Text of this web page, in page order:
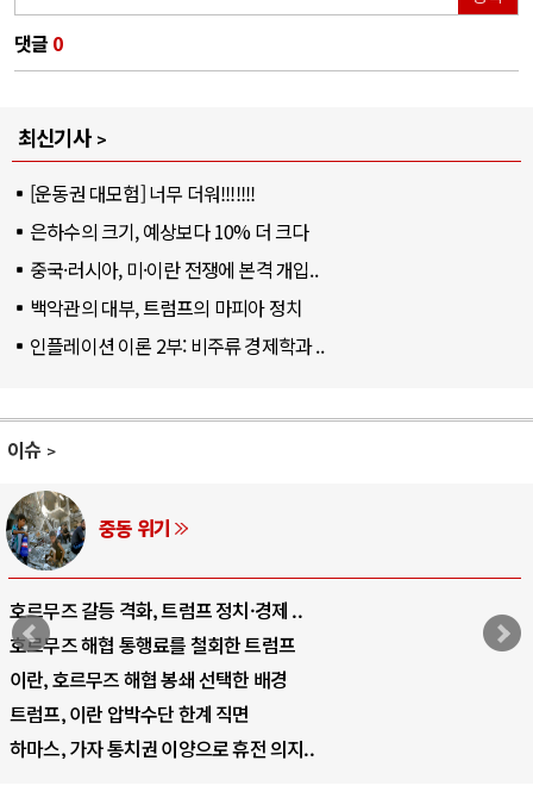
댓글 0
최신기사
[운동권 대모험] 너무 더워!!!!!!!
은하수의 크기, 예상보다 10% 더 크다
중국·러시아, 미·이란 전쟁에 본격 개입..
백악관의 대부, 트럼프의 마피아 정치
인플레이션 이론 2부: 비주류 경제학과 ..
이슈
중동 위기
호르무즈 갈등 격화, 트럼프 정치·경제 ..
호르무즈 해협 통행료를 철회한 트럼프
이란, 호르무즈 해협 봉쇄 선택한 배경
트럼프, 이란 압박수단 한계 직면
하마스, 가자 통치권 이양으로 휴전 의지..